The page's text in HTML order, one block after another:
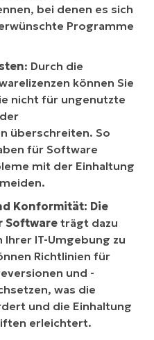
bei denen es sich
Programme
: Durch die
können Sie
nicht für ungenutzte
überschreiten. So
für Software
mit der Einhaltung
Konformität: Die
Software trägt dazu
IT-Umgebung zu
Richtlinien für
und -
was die
und die Einhaltung
erleichtert.